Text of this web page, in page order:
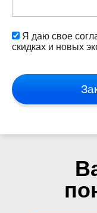
Я даю свое
скидках и новых